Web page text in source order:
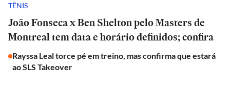
TÊNIS
João Fonseca x Ben Shelton pelo Masters de
Montreal tem data e horário definidos; confira
Rayssa Leal torce pé em treino, mas confirma que estará
ao SLS Takeover